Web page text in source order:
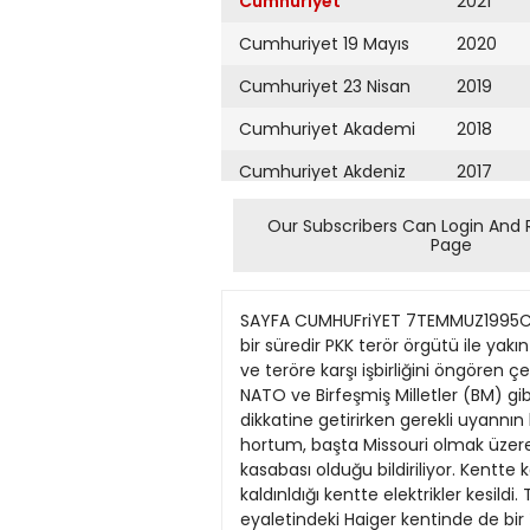
Cumhuriyet 19 Mayıs
Cumhuriyet 23 Nisan
Cumhuriyet Akademi
Cumhuriyet Akdeniz
Cumhuriyet Alışveriş
Cumhuriyet Ankara
Cumhuriyet Büyük
Taaruz
Cumhuriyet
Cumartesi
Cumhuriyet Çevre
2020
2019
2018
2017
2016
2015
2013
2012
2011
2010
2009
Our Subscribers Can Login And
Page
SAYFA CUMHUFriYET 7TEMMUZ1995CUMA 10 DIŞ HABERLER NATO ve BM'ye Atina şikayetı • ANKARA (Cumhurhet) - Türkiye, Yunanistan'm bir süredir PKK terör örgütü ile yakın ilişki içine girdiğini gösteren belgeleri, çeşitli Avrupa başkentlerinin yam sıra, Atina'nın taraf olduğu ve teröre karşı işbirliğini öngören çeşitli ûluslararası kuruluşlara da göndermeje başladı. PKK ile Yunanistan ilişkısıni belgeleyen dosya, NATO ve Birfeşmiş Milletler (BM) gibi uluslararası öıgûtlere gönderilmeye başlandı. Ankara, Yunan-PKK ilişkisini uluslarararası örgütlerin dikkatine getirirken gerekli uyannın bu * örgütlerce yapılmasını bekJiyor. ABD'yi kasmga vurdu • NEVVYORK(AA)- ABD'de kasırga ve hortum, başta Missouri olmak üzere 8 eyaletin altını üstüne getirdi. Hortum ve kasırgadan en fazla etkilenen kentin Missouri'nin Moberly kasabası olduğu bildiriliyor. Kentte kötü hava koşullan ve sağanak yağışlardan 100 ev ile 40 işyeri tahrip oldu. En az 15 kişinin hastaneye kaldınldığı kentte elektrikler kesildi. Türk derneği kundaklandı • BONN(AA)- Almanya'nın Berlin kentinde bir Türk manavı, Hessen eyaletindeki Haiger kentinde de bir Türk demeği kundaklandı. Her iki olayda da can kaybı olmadı. Berlin polisinın verdiği bilgiye göre Türk manavı nm önünde elinde benzin bidonu ile dolaşan bir kişi görüldü. Daha sonra da bu manav dükkanından aJevler yükseldi. Haiger kentinde ise dün sabah bir • Türk demeği kundaklandı. Derneğe atılan üç molotof kokteylinden ikisi alev almadı, biri de derneğin önünde alevlendi. K. İrlanda'da ça&şma • BELFAST(AA)- lrlandalı bir genç kızı öldürmekten ömürboyu hapse mahkum edilen Ingiliz askeri Lee Clegg'in hafta başında serbest bırakılmasıyla Kuzey İrlanda'da başlayan gerginlik sürüyor. Polis, bir grup gencin önceki gece Kraliyet Ulster Polis Merkezi'ne molotof kokteyli fırlattıklannı, Bellaghy'de de bir başka grubun gösteri düzenlediğini kaydetti. Olaylarda 14'ü polis olmak üzere toplam 16 kişinin yaralandığı bildirildi. Tokyo'da zehirli gaz paraği • TOKYO (AA) - Tokyo metrosunda dün yine zehirli gaz paniği yaşandı. Nereden geldiği belirlenemeyen duman metro istasyonunu sararken şans eseri zehirlenen olmadığı bildirildi. Bu arada. Yokohama metro istasyonuna nisan ayında zehirli gaz saldınsı düzenlediği sanılan bir kişi tutuklandı. NHK televizyonu, tutuklanan kişinin 29 yaşında olduğunu ve polis tarafindan adının gizli tutulduğunu belirtti. Fransa'dan nükleer güvence • CENEVRE(AA)- Fransa Cumhurbaşkanı Jacques Chirac "Nükleer denemelerin tamamen yasaklanmasını içeren anlaşmayı